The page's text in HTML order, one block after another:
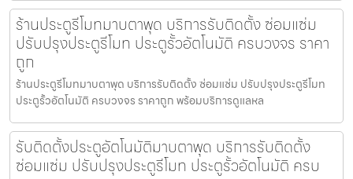
ร้านประตูรีโมทมาบตาพุด บริการรับติดตั้ง ซ่อมแซ่ม
ปรับปรุงประตูรีโมท ประตูรั้วอัตโนมัติ ครบวงจร ราคา
ถูก
ร้านประตูรีโมทมาบตาพุด บริการรับติดตั้ง ซ่อมแซ่ม ปรับปรุงประตูรีโมท
ประตูรั้วอัตโนมัติ ครบวงจร ราคาถูก พร้อมบริการดูแลหล
รับติดตั้งประตูอัตโนมัติมาบตาพุด บริการรับติดตั้ง
ซ่อมแซ่ม ปรับปรุงประตูรีโมท ประตูรั้วอัตโนมัติ ครบ